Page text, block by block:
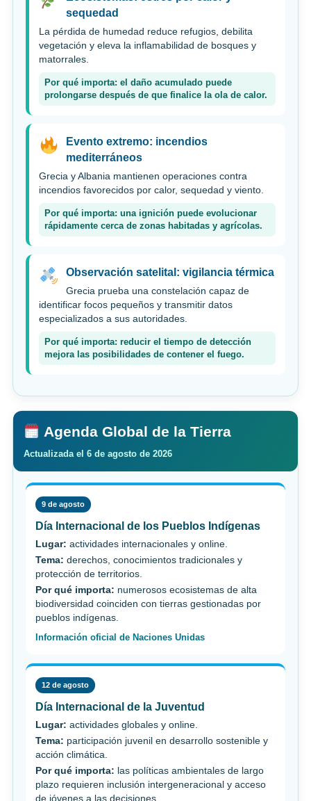
sequedad
La pérdida de humedad reduce refugios, debilita
vegetación y eleva la inflamabilidad de bosques y
matorrales.
Por qué importa: el daño acumulado puede
prolongarse después de que finalice la ola de calor.
Evento extremo: incendios
mediterráneos
Grecia y Albania mantienen operaciones contra
incendios favorecidos por calor, sequedad y viento.
Por qué importa: una ignición puede evolucionar
rápidamente cerca de zonas habitadas y agrícolas.
Observación satelital: vigilancia térmica
Grecia prueba una constelación capaz de
identificar focos pequeños y transmitir datos
especializados a sus autoridades.
Por qué importa: reducir el tiempo de detección
mejora las posibilidades de contener el fuego.
Agenda Global de la Tierra
Actualizada el 6 de agosto de 2026
9 de agosto
Día Internacional de los Pueblos Indígenas
Lugar: actividades internacionales y online.
Tema: derechos, conocimientos tradicionales y
protección de territorios.
Por qué importa: numerosos ecosistemas de alta
biodiversidad coinciden con tierras gestionadas por
pueblos indígenas.
Información oficial de Naciones Unidas
12 de agosto
Día Internacional de la Juventud
Lugar: actividades globales y online.
Tema: participación juvenil en desarrollo sostenible y
acción climática.
Por qué importa: las políticas ambientales de largo
plazo requieren inclusión intergeneracional y acceso
de jóvenes a las decisiones.